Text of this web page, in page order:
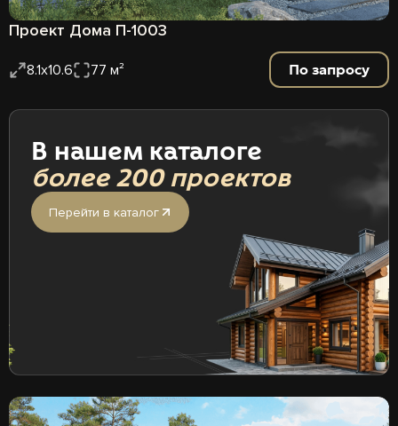
Проект Дома П-1003
8.1х10.6 77 м² По запросу
В нашем каталоге
более 200 проектов
Перейти в каталог